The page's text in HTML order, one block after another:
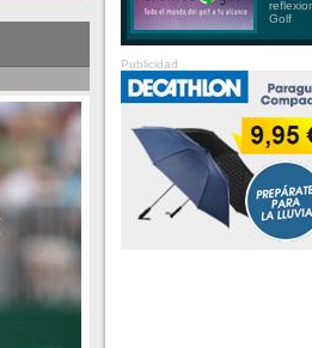
Golf
Publicidad